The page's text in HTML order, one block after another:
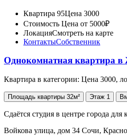
Квартира 95Цена 3000
Стоимость Цена от 5000₽
ЛокацияСмотреть на карте
КонтактыСобственник
Однокомнатная квартира
Квартира в категории: Цена 3000,
Площадь квартиры 32м² Этаж 1
Сдаётся студия в центре города
Войкова улица, дом 34 Сочи,